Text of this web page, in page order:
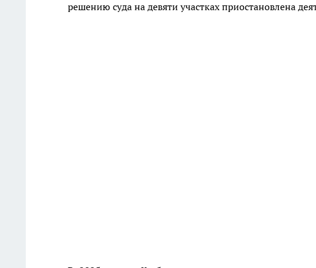
решению суда на девяти участках приостановлена